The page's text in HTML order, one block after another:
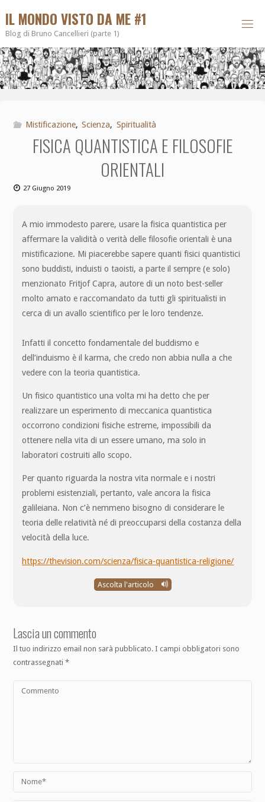
IL MONDO VISTO DA ME #1
Blog di Bruno Cancellieri (parte 1)
Mistificazione, Scienza, Spiritualità
FISICA QUANTISTICA E FILOSOFIE
ORIENTALI
27 Giugno 2019
A mio immodesto parere, usare la fisica quantistica per
affermare la validità o verità delle filosofie orientali è una
mistificazione. Mi piacerebbe sapere quanti fisici quantistici
sono buddisti, induisti o taoisti, a parte il sempre (e solo)
menzionato Fritjof Capra, autore di un noto best-seller
molto amato e raccomandato da tutti gli spiritualisti in
cerca di un avallo scientifico per le loro tendenze.
Infatti il concetto fondamentale del buddismo e
dell’induismo è il karma, che credo non abbia nulla a che
vedere con la teoria quantistica.
Un fisico quantistico una volta mi ha detto che per
realizzare un esperimento di meccanica quantistica
occorrono condizioni fisiche estreme, impossibili da
ottenere nella vita di un essere umano, ma solo in
laboratori costruiti allo scopo.
Per quanto riguarda la nostra vita normale e i nostri
problemi esistenziali, pertanto, vale ancora la fisica
galileiana. Non c’è nemmeno bisogno di considerare le
teoria delle relatività né di preoccuparsi della costanza della
velocità della luce.
https://thevision.com/scienza/fisica-quantistica-religione/
Ascolta l'articolo
Lascia un commento
Il tuo indirizzo email non sarà pubblicato. I campi obbligatori sono
contrassegnati*